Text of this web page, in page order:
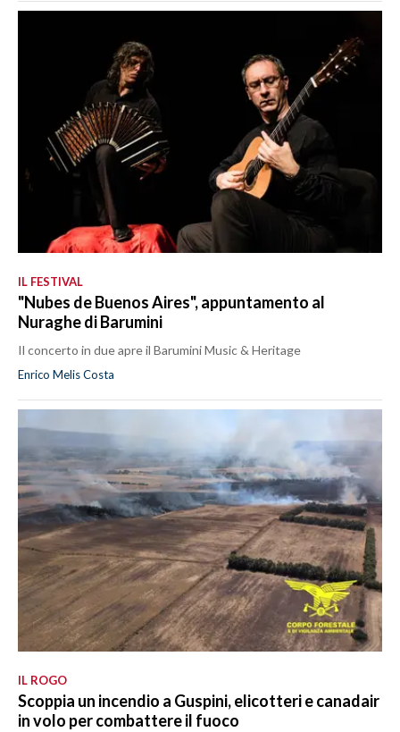
IL FESTIVAL
"Nubes de Buenos Aires", appuntamento al
Nuraghe di Barumini
Il concerto in due apre il Barumini Music & Heritage
Enrico Melis Costa
IL ROGO
Scoppia un incendio a Guspini, elicotteri e canadair
in volo per combattere il fuoco